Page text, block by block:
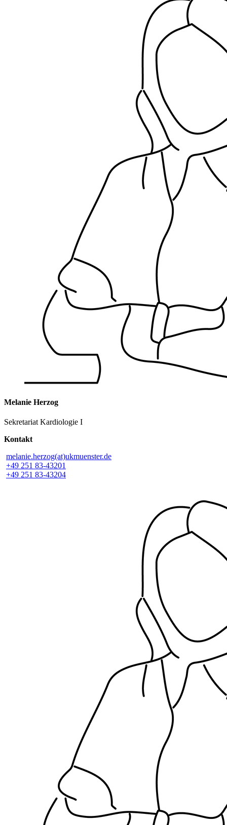
Melanie Herzog
Sekretariat Kardiologie I
Kontakt
melanie.herzog(at)ukmuenster.de
+49 251 83-43201
+49 251 83-43204